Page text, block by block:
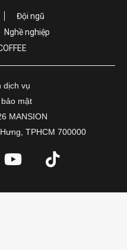
Đội ngũ
Nghề nghiệp
dịch vụ
mật
MANSION
TPHCM 700000